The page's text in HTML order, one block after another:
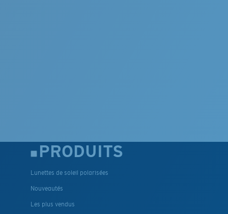
PRODUITS
Lunettes de soleil polarisées
Nouveautés
Les plus vendus